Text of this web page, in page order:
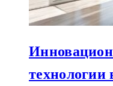
технологии